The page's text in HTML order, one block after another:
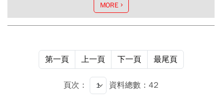
MORE
第一頁 上一頁 下一頁 最尾頁
頁次： 資料總數：42